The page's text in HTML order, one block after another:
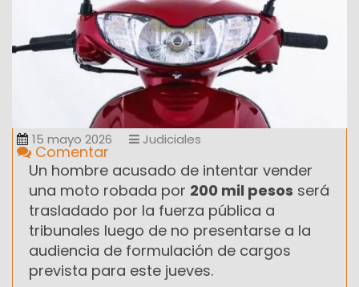
15 mayo 2026 Judiciales
Comentar
Un hombre acusado de intentar vender
una moto robada por 200 mil pesos será
trasladado por la fuerza pública a
tribunales luego de no presentarse a la
audiencia de formulación de cargos
prevista para este jueves.